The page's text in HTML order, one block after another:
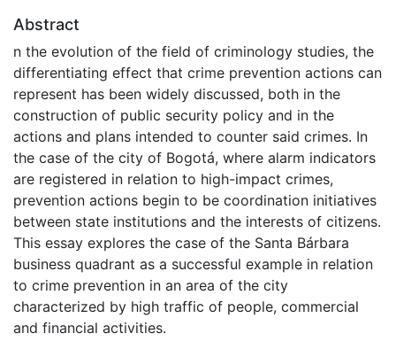
Abstract
n the evolution of the field of criminology studies, the
differentiating effect that crime prevention actions can
represent has been widely discussed, both in the
construction of public security policy and in the
actions and plans intended to counter said crimes. In
the case of the city of Bogotá, where alarm indicators
are registered in relation to high-impact crimes,
prevention actions begin to be coordination initiatives
between state institutions and the interests of citizens.
This essay explores the case of the Santa Bárbara
business quadrant as a successful example in relation
to crime prevention in an area of ​​the city
characterized by high traffic of people, commercial
and financial activities.